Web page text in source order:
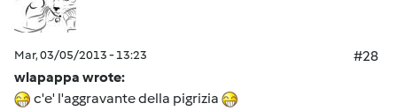
Mar, 03/05/2013 - 13:23
#28
wlapappa wrote:
c'e' l'aggravante della pigrizia